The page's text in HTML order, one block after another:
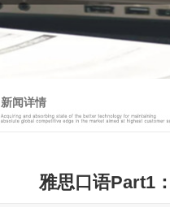
新闻详情
雅思口语Part1